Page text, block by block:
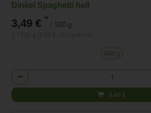
Dinkel Spaghetti hell
3,49 € * / 500 g
500 g
Anzahl
3,49 €